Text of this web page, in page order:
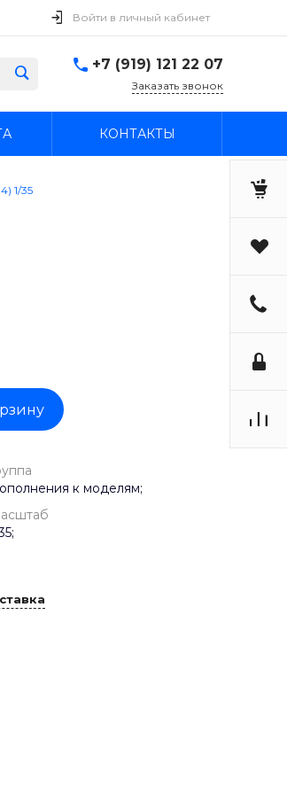
Войти в личный кабинет
+7 (919) 121 22 07
Заказать звонок
КОНТАКТЫ
1/35
к моделям;